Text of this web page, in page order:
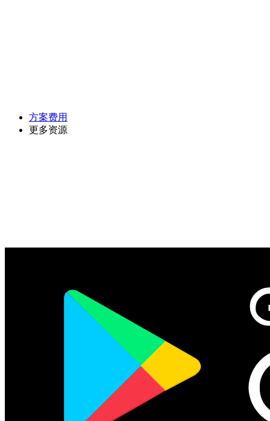
方案费用
更多资源